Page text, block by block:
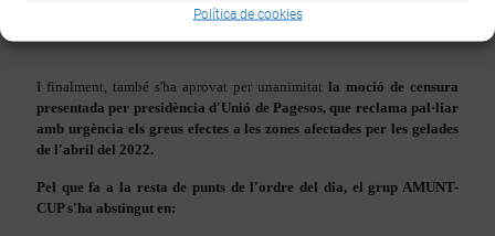
Política de cookies
Declaració de condemna a l'atac militar injustificat a Ucraïna.
I finalment, també s'ha aprovat per unanimitat la moció de censura
presentada per presidència d'Unió de Pagesos, que reclama pal·liar
amb urgència els greus efectes a les zones afectades per les gelades
de l'abril del 2022.
Pel que fa a la resta de punts de l'ordre del dia, el grup AMUNT-
CUP s'ha abstingut en: